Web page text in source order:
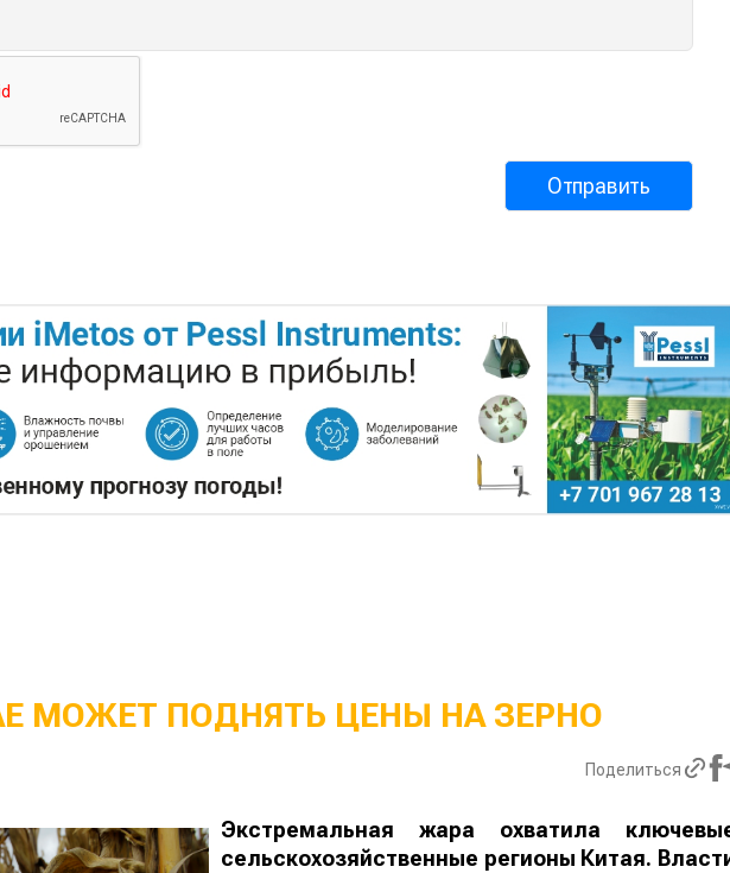
МОЖЕТ ПОДНЯТЬ ЦЕНЫ НА ЗЕРНО
Поделиться
Экстремальная жара охватила
сельскохозяйственные регионы Китая.